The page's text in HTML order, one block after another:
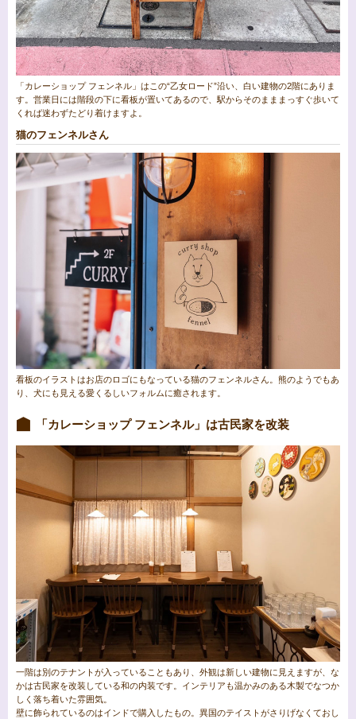
「カレーショップ フェンネル」はこの“乙女ロード”沿い、白い建物の2階にありま
す。営業日には階段の下に看板が置いてあるので、駅からそのまままっすぐ歩いて
くれば迷わずたどり着けますよ。
猫のフェンネルさん
看板のイラストはお店のロゴにもなっている猫のフェンネルさん。熊のようでもあ
り、犬にも見える愛くるしいフォルムに癒されます。
「カレーショップ フェンネル」は古民家を改装
一階は別のテナントが入っていることもあり、外観は新しい建物に見えますが、な
かは古民家を改装している和の内装です。インテリアも温かみのある木製でなつか
しく落ち着いた雰囲気。
壁に飾られているのはインドで購入したもの。異国のテイストがさりげなくておし